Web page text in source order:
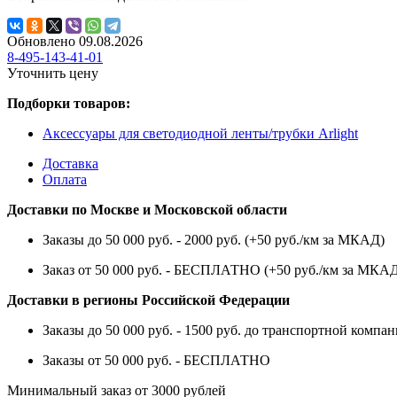
Обновлено 09.08.2026
8-495-143-41-01
Уточнить цену
Подборки товаров:
Аксессуары для светодиодной ленты/трубки Arlight
Доставка
Оплата
Доставки по Москве и Московской области
Заказы до 50 000 руб. - 2000 руб. (+50 руб./км за МКАД)
Заказ от 50 000 руб. - БЕСПЛАТНО (+50 руб./км за
Доставки в регионы Российской Федерации
Заказы до 50 000 руб. - 1500 руб. до транспортной
Заказы от 50 000 руб. - БЕСПЛАТНО
Минимальный заказ от 3000 рублей